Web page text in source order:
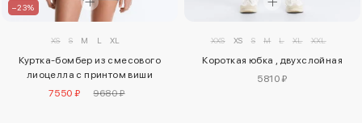
–23%
XS S M L XL
Куртка-бомбер из смесового
лиоцелла с принтом виши
7550 ₽
9680 ₽
XXS XS S M L XL XXL
Короткая юбка , двухслойная
5810 ₽